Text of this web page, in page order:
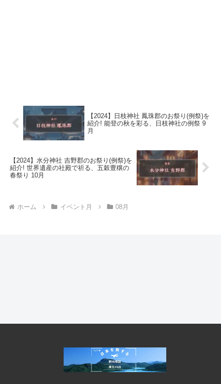
【2024】日枝神社 鳳珠郡のお祭り(例祭)を
紹介! 能登の秋を彩る、日枝神社の例祭 9
月
【2024】水分神社 吉野郡のお祭り(例祭)を
紹介! 世界遺産の社殿で祈る、五穀豊穣の
春祭り 10月
ホーム イベント月 08月